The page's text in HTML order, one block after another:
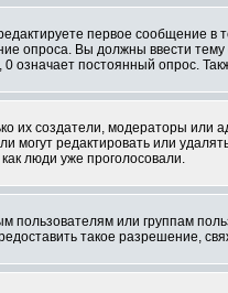
первое
опроса. Вы должны ввести
означает постоянный опрос.
их создатели, модераторы
могут редактировать или
люди уже проголосовали.
или группам
такое разрешение,